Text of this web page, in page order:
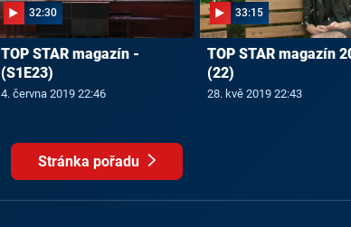
32:30
TOP STAR magazín -
(S1E23)
4. června 2019 22:46
33:15
TOP STAR magazín
(22)
28. kvě 2019 22:43
Stránka pořadu